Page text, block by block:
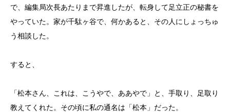
で、編集局次長あたりまで昇進したが、転身して足立正の秘書を
やっていた。家が千駄ヶ谷で、何かあると、その人にしょっちゅ
う相談した。
すると、
「松本さん、これは、こうやで、ああやで」と、手取り、足取り
教えてくれた。その頃に私の通名は「松本」だった。